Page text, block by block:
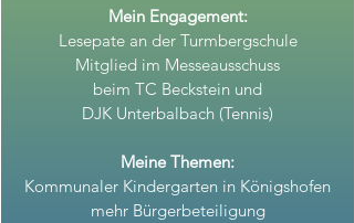
Mein Engagement:
Lesepate an der Turmbergschule
Mitglied im Messeausschuss
beim TC Beckstein und
DJK Unterbalbach (Tennis)
Meine Themen:
Kommunaler Kindergarten in Königshofen
mehr Bürgerbeteiligung